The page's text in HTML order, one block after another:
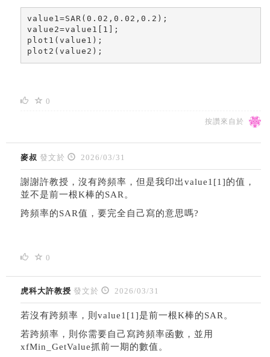
value1=SAR(0.02,0.02,0.2);
value2=value1[1];
plot1(value1);
plot2(value2);
0
按讚來自於
麥叔 發文於 2026/03/31
謝謝許教授，沒有跨頻率，但是我印出value1[1]的值，
並不是前一根K棒的SAR。
跨頻率的SAR值，要完全自己寫的意思嗎?
0
虎科大許教授 發文於 2026/03/31
若沒有跨頻率，則value1[1]是前一根K棒的SAR。
若跨頻率，則你需要自己寫跨頻率函數，並用
xfMin_GetValue抓前一期的數值。